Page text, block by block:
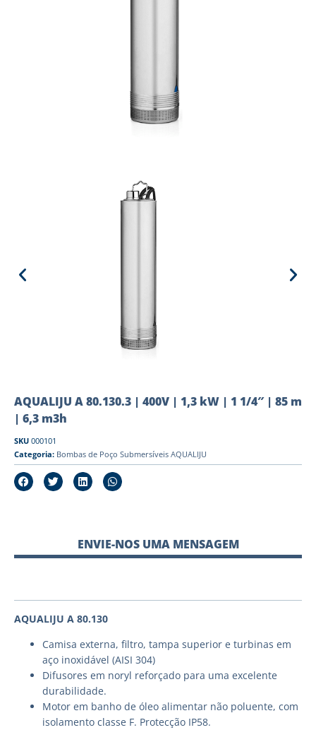
AQUALIJU A 80.130.3 | 400V | 1,3 kW | 1 1/4″ | 85 m
| 6,3 m3h
SKU 000101
Categoria: Bombas de Poço Submersíveis AQUALIJU
ENVIE-NOS UMA MENSAGEM
AQUALIJU A 80.130
Camisa externa, filtro, tampa superior e turbinas em
aço inoxidável (AISI 304)
Difusores em noryl reforçado para uma excelente
durabilidade.
Motor em banho de óleo alimentar não poluente, com
isolamento classe F. Protecção IP58.